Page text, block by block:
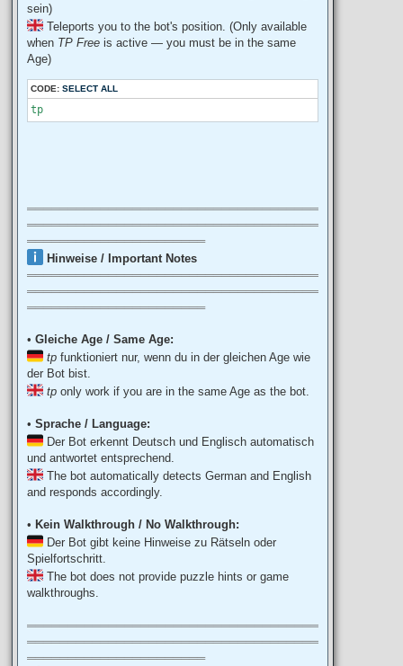
sein)
Teleports you to the bot's position. (Only available
when TP Free is active — you must be in the same
Age)
CODE: SELECT ALL
tp
════════════════════════════════════
════════════════════════════════════
══════════════════════
Hinweise / Important Notes
════════════════════════════════════
════════════════════════════════════
══════════════════════
• Gleiche Age / Same Age:
tp funktioniert nur, wenn du in der gleichen Age wie
der Bot bist.
tp only work if you are in the same Age as the bot.
• Sprache / Language:
Der Bot erkennt Deutsch und Englisch automatisch
und antwortet entsprechend.
The bot automatically detects German and English
and responds accordingly.
• Kein Walkthrough / No Walkthrough:
Der Bot gibt keine Hinweise zu Rätseln oder
Spielfortschritt.
The bot does not provide puzzle hints or game
walkthroughs.
════════════════════════════════════
════════════════════════════════════
══════════════════════